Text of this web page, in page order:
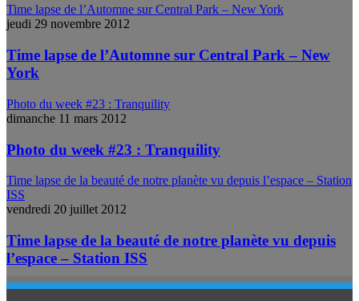
Time lapse de l’Automne sur Central Park – New York
jeudi 29 novembre 2012
Time lapse de l’Automne sur Central Park – New
York
Photo du week #23 : Tranquility
dimanche 11 mars 2012
Photo du week #23 : Tranquility
Time lapse de la beauté de notre planète vu depuis l’espace – Station
ISS
vendredi 20 juillet 2012
Time lapse de la beauté de notre planète vu depuis
l’espace – Station ISS